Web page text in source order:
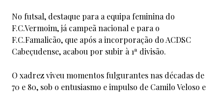
No futsal, destaque para a equipa feminina do
F.C.Vermoim, já campeã nacional e para o
F.C.Famalicão, que após a incorporação do ACDSC
Cabeçudense, acabou por subir à 1ª divisão.
O xadrez viveu momentos fulgurantes nas décadas de
70 e 80, sob o entusiasmo e impulso de Camilo Veloso e